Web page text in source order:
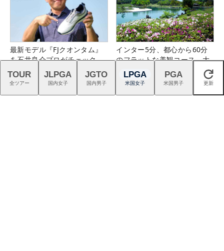
最新モデル『FJクオンタム』
を石井良介プロがチェック
インター5分、都心から60分
のフラットな美観コース。大
栄カントリー俱楽部（千葉
県）
閉じる
TOUR
全ツアー
JLPGA
国内女子
JGTO
国内男子
LPGA
米国女子
PGA
米国男子 更新